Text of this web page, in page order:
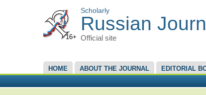
16+
Scholarly
Russian
Official site
MAIN MENU
HOME ABOUT THE JOURNAL EDITORIAL